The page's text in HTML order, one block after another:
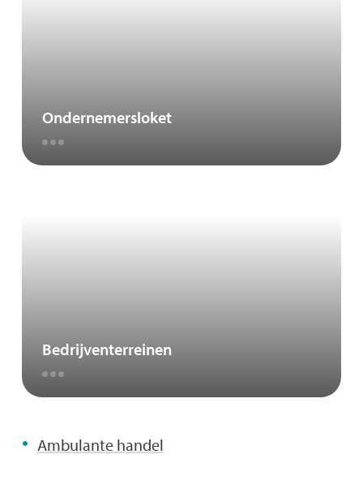
Ondernemersloket
Bedrijventerreinen
Of
ben
Ambulante handel